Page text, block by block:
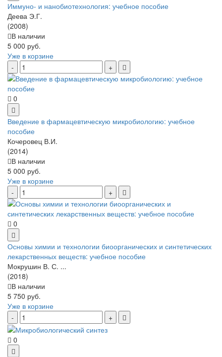
Иммуно- и нанобиотехнология: учебное пособие
Деева Э.Г.
(2008)
В наличии
5 000 руб.
Уже в корзине
0
Введение в фармацевтическую микробиологию: учебное
пособие
Кочеровец В.И.
(2014)
В наличии
5 000 руб.
Уже в корзине
0
Основы химии и технологии биоорганических и синтетических
лекарственных веществ: учебное пособие
Мокрушин В. С. ...
(2018)
В наличии
5 750 руб.
Уже в корзине
0